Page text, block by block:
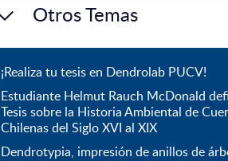
Otros Temas
¡Realiza tu tesis en Dendrolab PUCV!
Estudiante Helmut Rauch McDonald
Tesis sobre la Historia Ambiental de
Chilenas del Siglo XVI al XIX
Dendrotypia, impresión de anillos de